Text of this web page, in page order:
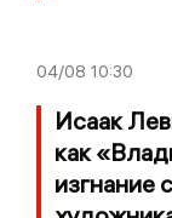
04/08 10:30
Исаак
как
изгнание